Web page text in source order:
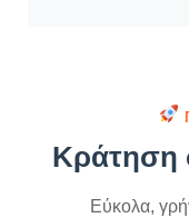
Κράτηση
Εύκολα,